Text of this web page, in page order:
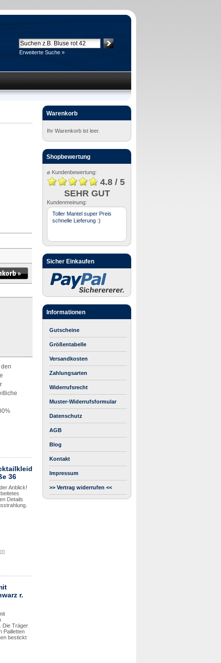
Erweiterte Suche »
36
Anblick!
Details
r.
Die Träger
Pailletten
bestickt
Warenkorb
Ihr Warenkorb ist leer.
Shopbewertung
⌀ Kundenbewertung:
4.8 / 5
SEHR GUT
Kundenmeinung:
Toller Mantel super Preis
schnelle Lieferung :)
Sicher Einkaufen
Informationen
Gutscheine
Größentabelle
Versandkosten
Zahlungsarten
Widerrufsrecht
Muster-Widerrufsformular
Datenschutz
AGB
Blog
Kontakt
Impressum
>> Vertrag widerrufen <<